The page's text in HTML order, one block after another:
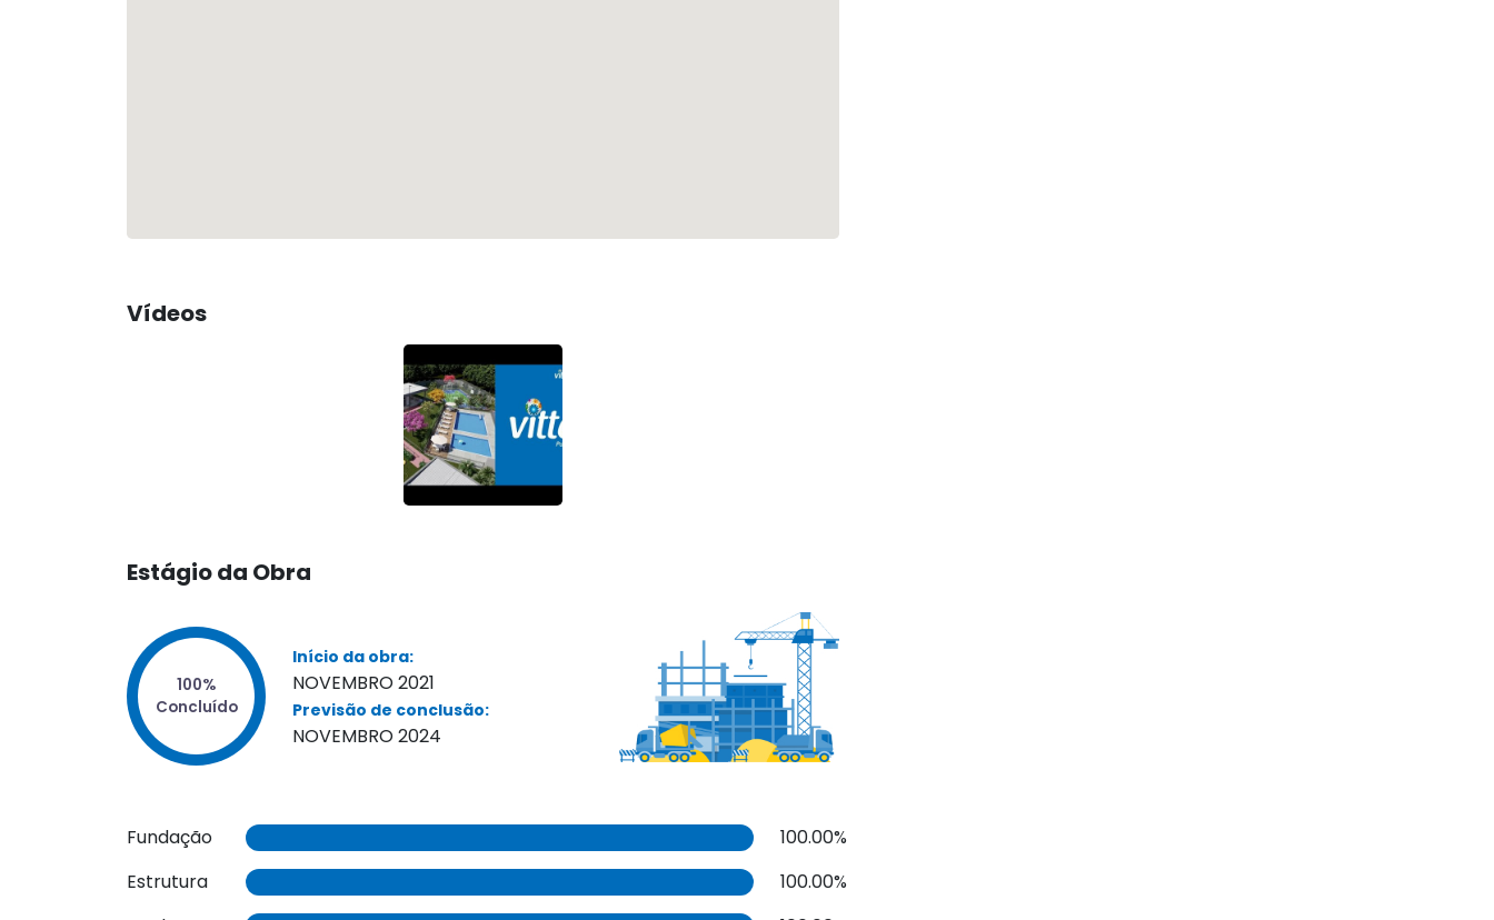
Vídeos
Estágio da Obra
Início da obra:
NOVEMBRO 2021
Previsão de conclusão:
NOVEMBRO 2024
Fundação
100.00%
Estrutura
100.00%